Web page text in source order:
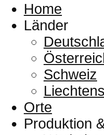
Home
Länder
Schweiz
Orte
Produktion